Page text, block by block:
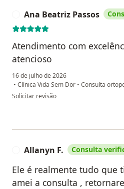
Ana Beatriz Passos
Atendimento com
atencioso
16 de julho de 2026
• Clínica Vida Sem Dor • Consulta
na opinião do utilizador Ana Beatriz
Solicitar revisão
Allanyn F. Consulta
Ele é realmente tudo que
amei a consulta ,